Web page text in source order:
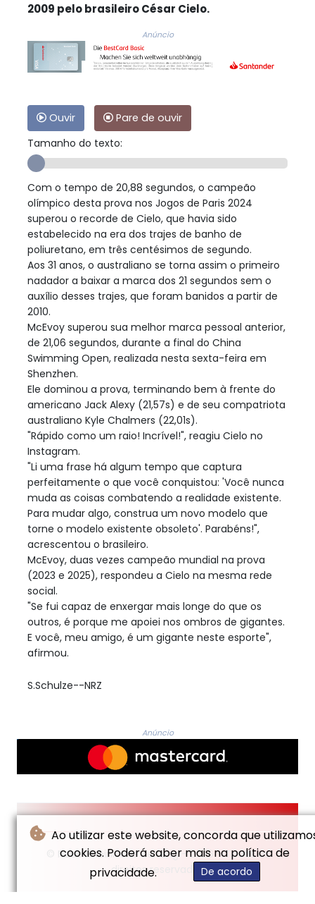
Ao utilizar este website, concorda que
cookies. Poderá saber mais na política de
privacidade.
De acordo
2009 pelo brasileiro César Cielo.
Anúncio
Ouvir
Pare de ouvir
Tamanho do texto:
Com o tempo de 20,88 segundos, o campeão
olímpico desta prova nos Jogos de Paris 2024
superou o recorde de Cielo, que havia sido
estabelecido na era dos trajes de banho de
poliuretano, em três centésimos de segundo.
Aos 31 anos, o australiano se torna assim o primeiro
nadador a baixar a marca dos 21 segundos sem o
auxílio desses trajes, que foram banidos a partir de
2010.
McEvoy superou sua melhor marca pessoal anterior,
de 21,06 segundos, durante a final do China
Swimming Open, realizada nesta sexta-feira em
Shenzhen.
Ele dominou a prova, terminando bem à frente do
americano Jack Alexy (21,57s) e de seu compatriota
australiano Kyle Chalmers (22,01s).
"Rápido como um raio! Incrível!", reagiu Cielo no
Instagram.
"Li uma frase há algum tempo que captura
perfeitamente o que você conquistou: 'Você nunca
muda as coisas combatendo a realidade existente.
Para mudar algo, construa um novo modelo que
torne o modelo existente obsoleto'. Parabéns!",
acrescentou o brasileiro.
McEvoy, duas vezes campeão mundial na prova
(2023 e 2025), respondeu a Cielo na mesma rede
social.
"Se fui capaz de enxergar mais longe do que os
outros, é porque me apoiei nos ombros de gigantes.
E você, meu amigo, é um gigante neste esporte",
afirmou.
S.Schulze--NRZ
Anúncio
© Neue Rheinische Zeitung - 2026 - Todos os
direitos reservados